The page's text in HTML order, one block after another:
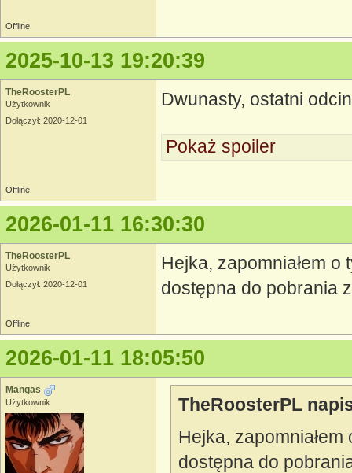
Offline
2025-10-13 19:20:39
TheRoosterPL
Użytkownik
Dołączył: 2020-12-01
Dwunasty, ostatni
Pokaż spoiler
Offline
2026-01-11 16:30:30
TheRoosterPL
Użytkownik
Dołączył: 2020-12-01
Hejka, zapomniałem
dostępna do pobrania
Offline
2026-01-11 18:05:50
Mangas
Użytkownik
TheRoosterPL
Hejka,
dostępna do